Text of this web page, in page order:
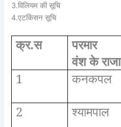
3.विलियम की सूचि
4.एटकिंसन सूचि
क्र.स
परमार
वंश के राजा
1
कनकपल
2
श्यामपाल